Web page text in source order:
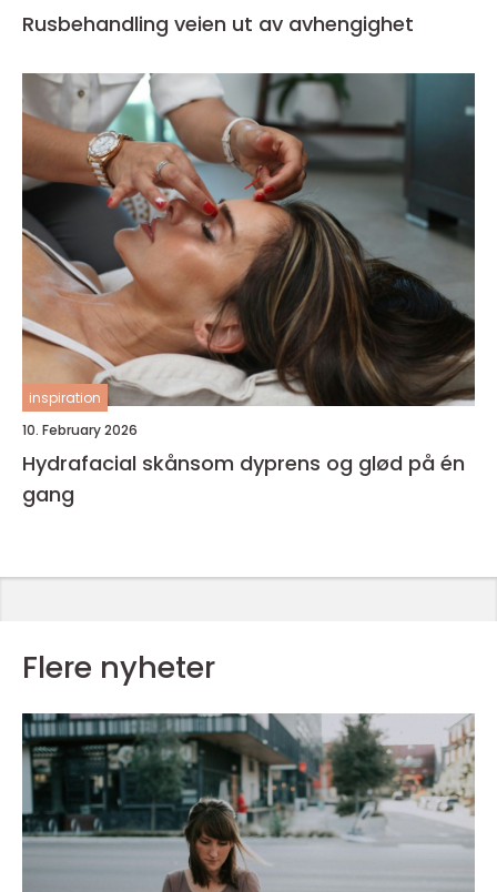
Rusbehandling veien ut av avhengighet
inspiration
10. February 2026
Hydrafacial skånsom dyprens og glød på én
gang
Flere nyheter